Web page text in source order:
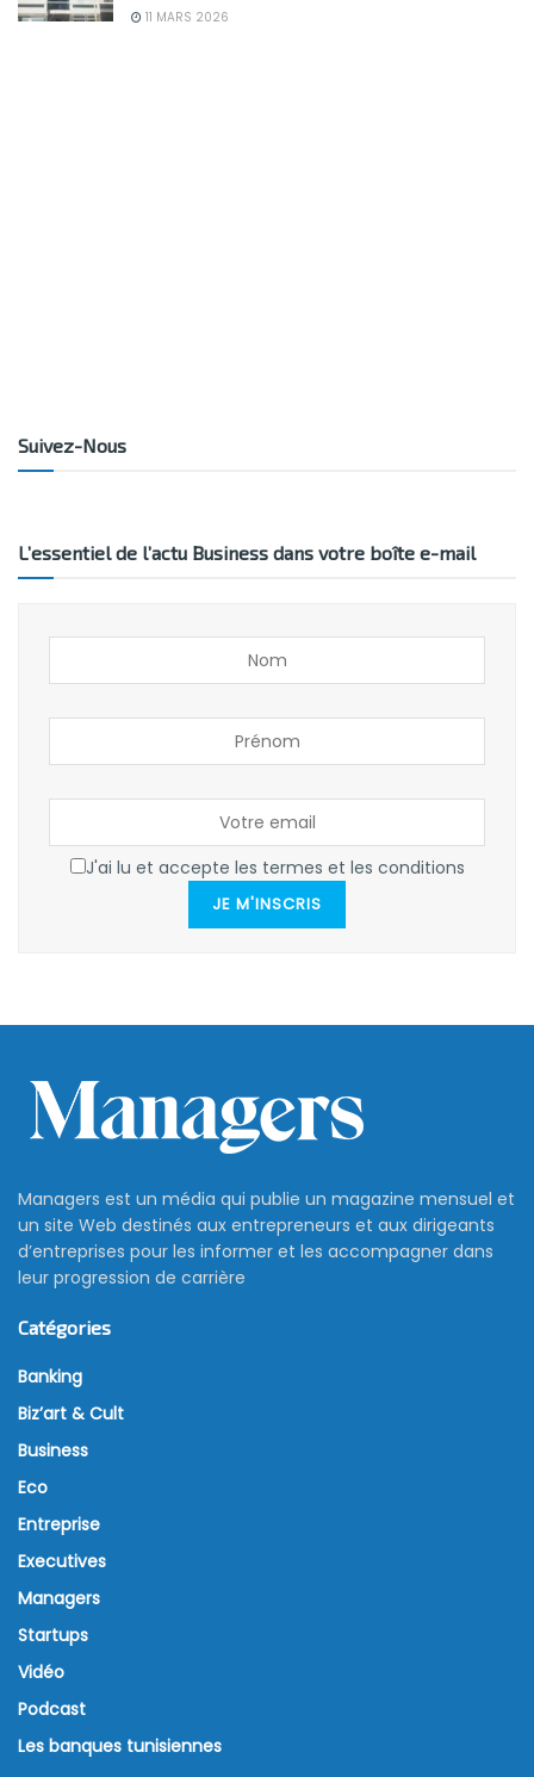
11 MARS 2026
Suivez-Nous
L’essentiel de l’actu Business dans votre boîte e-mail
J'ai lu et accepte les termes et les conditions
JE M'INSCRIS
Managers est un média qui publie un magazine mensuel et
un site Web destinés aux entrepreneurs et aux dirigeants
d’entreprises pour les informer et les accompagner dans
leur progression de carrière
Catégories
Banking
Biz’art & Cult
Business
Eco
Entreprise
Executives
Managers
Startups
Vidéo
Podcast
Les banques tunisiennes